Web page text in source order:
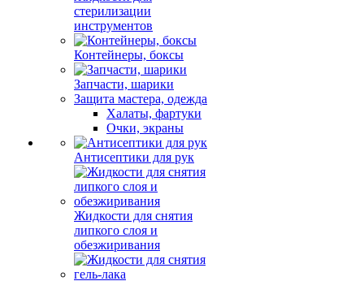
стерилизации
инструментов
Контейнеры, боксы
Запчасти, шарики
Защита мастера, одежда
Халаты, фартуки
Очки, экраны
Антисептики для рук
Жидкости для снятия
липкого слоя и
обезжиривания